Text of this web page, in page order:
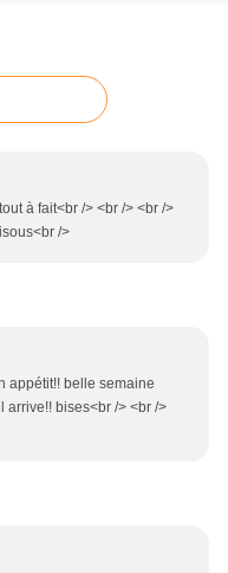
à fait<br /> <br /> <br />
/>
appétit!! belle semaine
bises<br /> <br />